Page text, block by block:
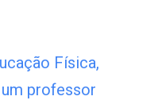
Física,
professor